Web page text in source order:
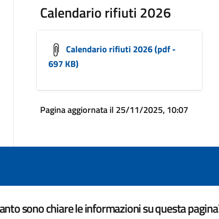
Calendario rifiuti 2026
Calendario rifiuti 2026 (pdf -
697 KB)
Pagina aggiornata il 25/11/2025, 10:07
sono chiare le informazioni su questa